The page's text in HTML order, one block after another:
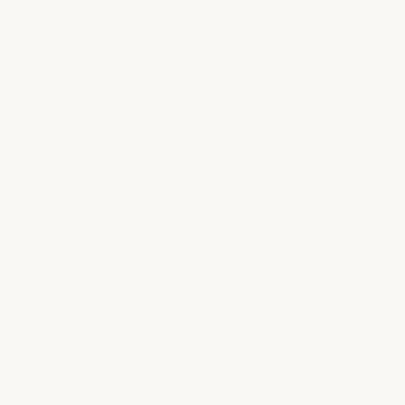
exclusive à votre jardin,